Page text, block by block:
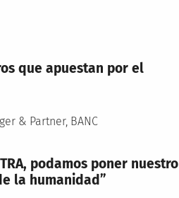
que apuestan por el
& Partner, BANC
podamos poner nuestro
la humanidad”